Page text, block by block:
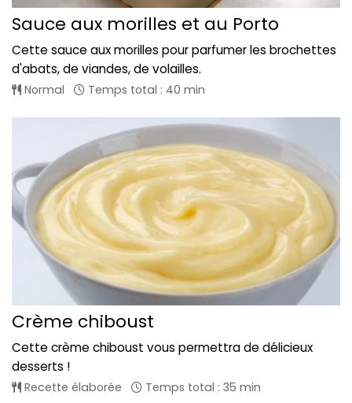
Sauce aux morilles et au Porto
Cette sauce aux morilles pour parfumer les brochettes
d'abats, de viandes, de volailles.
Normal Temps total : 40 min
Crème chiboust
Cette crème chiboust vous permettra de délicieux
desserts !
Recette élaborée Temps total : 35 min